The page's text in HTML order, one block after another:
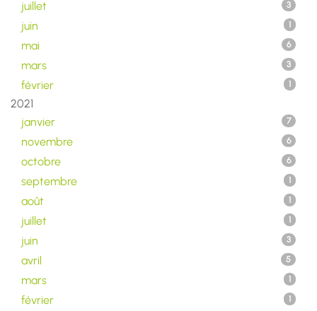
juillet 3
juin 1
mai 6
mars 3
février 1
2021
janvier
7
novembre 6
octobre 6
septembre 1
août 1
juillet 1
juin 3
avril 5
mars 1
février 1